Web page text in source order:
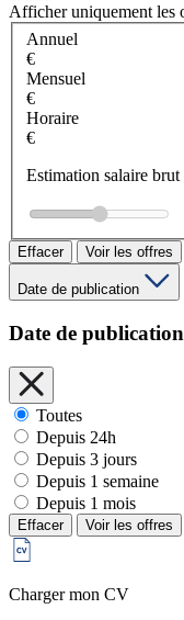
Afficher uniquement les
Annuel
€
Mensuel
€
Horaire
€
Estimation salaire brut
Effacer Voir les offres
Date de publication
Date de publication
Toutes
Depuis 24h
Depuis 3 jours
Depuis 1 semaine
Depuis 1 mois
Effacer Voir les offres
Charger mon CV